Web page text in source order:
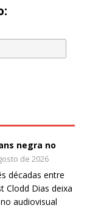
negra no
de 2026
décadas entre
Clodd Dias deixa
audiovisual